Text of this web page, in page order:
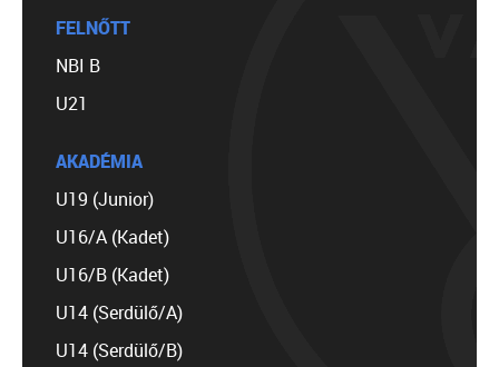
FELNŐTT
NBI B
U21
AKADÉMIA
U19 (Junior)
U16/A (Kadet)
U16/B (Kadet)
U14 (Serdülő/A)
U14 (Serdülő/B)